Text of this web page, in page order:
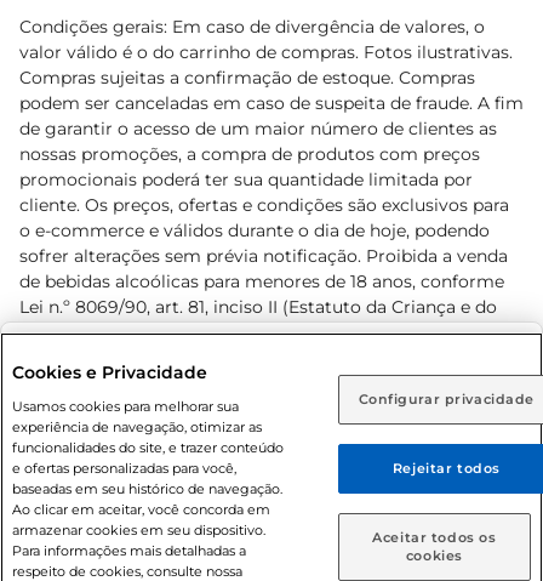
Rio de Janeiro (RJ) Goiás (GO)
Ou
Caso queira comprar online, informe como deseja receber
suas compras:
Entrega em casa Retire em Loja
Condições gerais: Em caso de divergência de valores, o
valor válido é o do carrinho de compras. Fotos ilustrativas.
Compras sujeitas a confirmação de estoque. Compras
podem ser canceladas em caso de suspeita de fraude. A fim
de garantir o acesso de um maior número de clientes as
nossas promoções, a compra de produtos com preços
promocionais poderá ter sua quantidade limitada por
cliente. Os preços, ofertas e condições são exclusivos para
o e-commerce e válidos durante o dia de hoje, podendo
sofrer alterações sem prévia notificação. Proibida a venda
de bebidas alcoólicas para menores de 18 anos, conforme
Lei n.º 8069/90, art. 81, inciso II (Estatuto da Criança e do
Adolescente). Preços e condições exclusivos para o
prévio. O valor mínimo para as compras on-line é de R$
80,00.
© 2026 Copyright. Todos os direitos
reservados Prezunic.
Cookies e Privacidade
Usamos cookies para melhorar sua
experiência de navegação, otimizar as
funcionalidades do site, e trazer conteúdo
e ofertas personalizadas para você,
baseadas em seu histórico de navegação.
Ao clicar em aceitar, você concorda em
armazenar cookies em seu dispositivo.
Para informações mais detalhadas a
respeito de cookies, consulte nossa
Configurar privacidade
Rejeitar todos
Aceitar todos os
cookies